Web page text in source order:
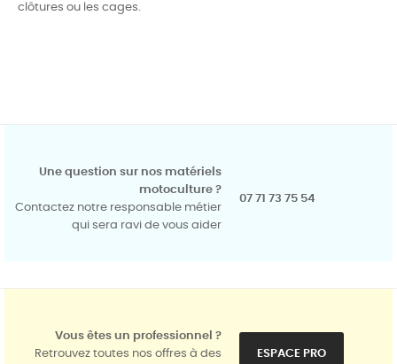
clôtures ou les cages.
Une question sur nos matériels
motoculture ?
Contactez notre responsable métier
qui sera ravi de vous aider
07 71 73 75 54
Vous êtes un professionnel ?
Retrouvez toutes nos offres à des
ESPACE PRO